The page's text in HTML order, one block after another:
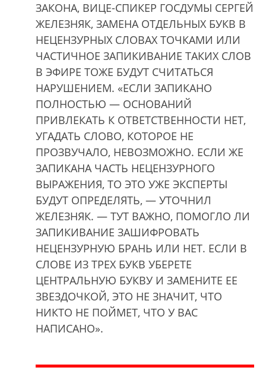
ЗАКОНА, ВИЦЕ-СПИКЕР ГОСДУМЫ СЕРГЕЙ
ЖЕЛЕЗНЯК, ЗАМЕНА ОТДЕЛЬНЫХ БУКВ В
НЕЦЕНЗУРНЫХ СЛОВАХ ТОЧКАМИ ИЛИ
ЧАСТИЧНОЕ ЗАПИКИВАНИЕ ТАКИХ СЛОВ
В ЭФИРЕ ТОЖЕ БУДУТ СЧИТАТЬСЯ
НАРУШЕНИЕМ. «ЕСЛИ ЗАПИКАНО
ПОЛНОСТЬЮ — ОСНОВАНИЙ
ПРИВЛЕКАТЬ К ОТВЕТСТВЕННОСТИ НЕТ,
УГАДАТЬ СЛОВО, КОТОРОЕ НЕ
ПРОЗВУЧАЛО, НЕВОЗМОЖНО. ЕСЛИ ЖЕ
ЗАПИКАНА ЧАСТЬ НЕЦЕНЗУРНОГО
ВЫРАЖЕНИЯ, ТО ЭТО УЖЕ ЭКСПЕРТЫ
БУДУТ ОПРЕДЕЛЯТЬ, — УТОЧНИЛ
ЖЕЛЕЗНЯК. — ТУТ ВАЖНО, ПОМОГЛО ЛИ
ЗАПИКИВАНИЕ ЗАШИФРОВАТЬ
НЕЦЕНЗУРНУЮ БРАНЬ ИЛИ НЕТ. ЕСЛИ В
СЛОВЕ ИЗ ТРЕХ БУКВ УБЕРЕТЕ
ЦЕНТРАЛЬНУЮ БУКВУ И ЗАМЕНИТЕ ЕЕ
ЗВЕЗДОЧКОЙ, ЭТО НЕ ЗНАЧИТ, ЧТО
НИКТО НЕ ПОЙМЕТ, ЧТО У ВАС
НАПИСАНО».